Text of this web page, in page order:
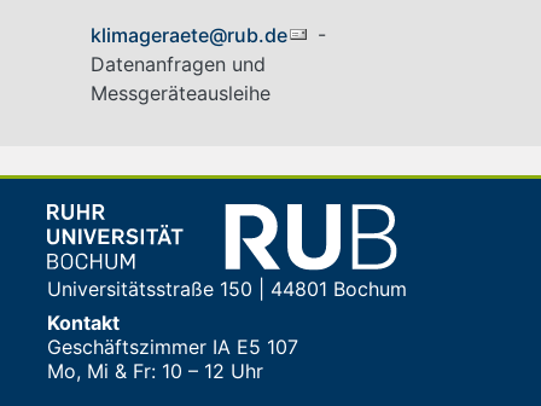
klimageraete@rub.de
-
Datenanfragen und
Messgeräteausleihe
Universitätsstraße 150 | 44801 Bochum
Kontakt
Geschäftszimmer IA E5 107
Mo, Mi & Fr: 10 – 12 Uhr